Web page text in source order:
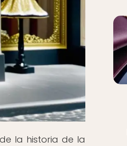
la historia de la